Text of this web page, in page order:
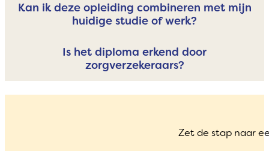
Kan ik deze opleiding combineren met mijn
huidige studie of werk?
Is het diploma erkend door
zorgverzekeraars?
Zet de stap naar